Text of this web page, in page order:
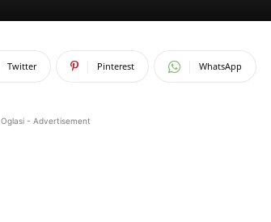
Twitter Pinterest WhatsApp
Oglasi - Advertisement